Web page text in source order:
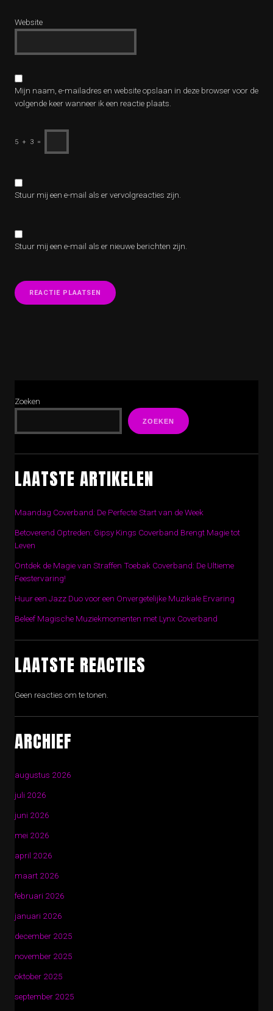
Website
Mijn naam, e-mailadres en website opslaan in deze browser voor de
volgende keer wanneer ik een reactie plaats.
5 + 3 =
Stuur mij een e-mail als er vervolgreacties zijn.
Stuur mij een e-mail als er nieuwe berichten zijn.
Zoeken
ZOEKEN
LAATSTE ARTIKELEN
Maandag Coverband: De Perfecte Start van de Week
Betoverend Optreden: Gipsy Kings Coverband Brengt Magie tot
Leven
Ontdek de Magie van Straffen Toebak Coverband: De Ultieme
Feestervaring!
Huur een Jazz Duo voor een Onvergetelijke Muzikale Ervaring
Beleef Magische Muziekmomenten met Lynx Coverband
LAATSTE REACTIES
Geen reacties om te tonen.
ARCHIEF
augustus 2026
juli 2026
juni 2026
mei 2026
april 2026
maart 2026
februari 2026
januari 2026
december 2025
november 2025
oktober 2025
september 2025